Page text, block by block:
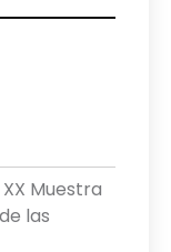
Muestra
las